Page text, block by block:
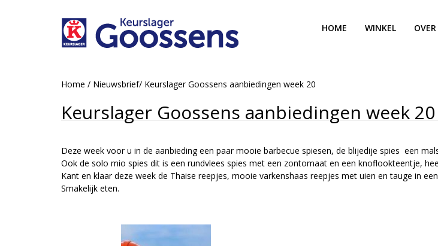
HOME WINKEL
Home / Nieuwsbrief/ Keurslager Goossens aanbiedingen week 20
Keurslager Goossens aanbiedingen week 20
Deze week voor u in de aanbieding een paar mooie barbecue spiesen, de blijedije spies een
Ook de solo mio spies dit is een rundvlees spies met een zontomaat en een knoflookteentje,
Kant en klaar deze week de Thaise reepjes, mooie varkenshaas reepjes met uien en tauge in
Smakelijk eten.